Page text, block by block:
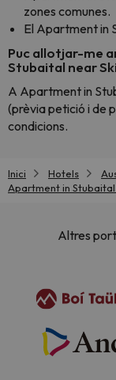
zones comunes.
El Apartment in
Puc allotjar-me
Stubaital near
A Apartment in
(prèvia petició i de
condicions.
Inici Hotels
Apartment in
Altres